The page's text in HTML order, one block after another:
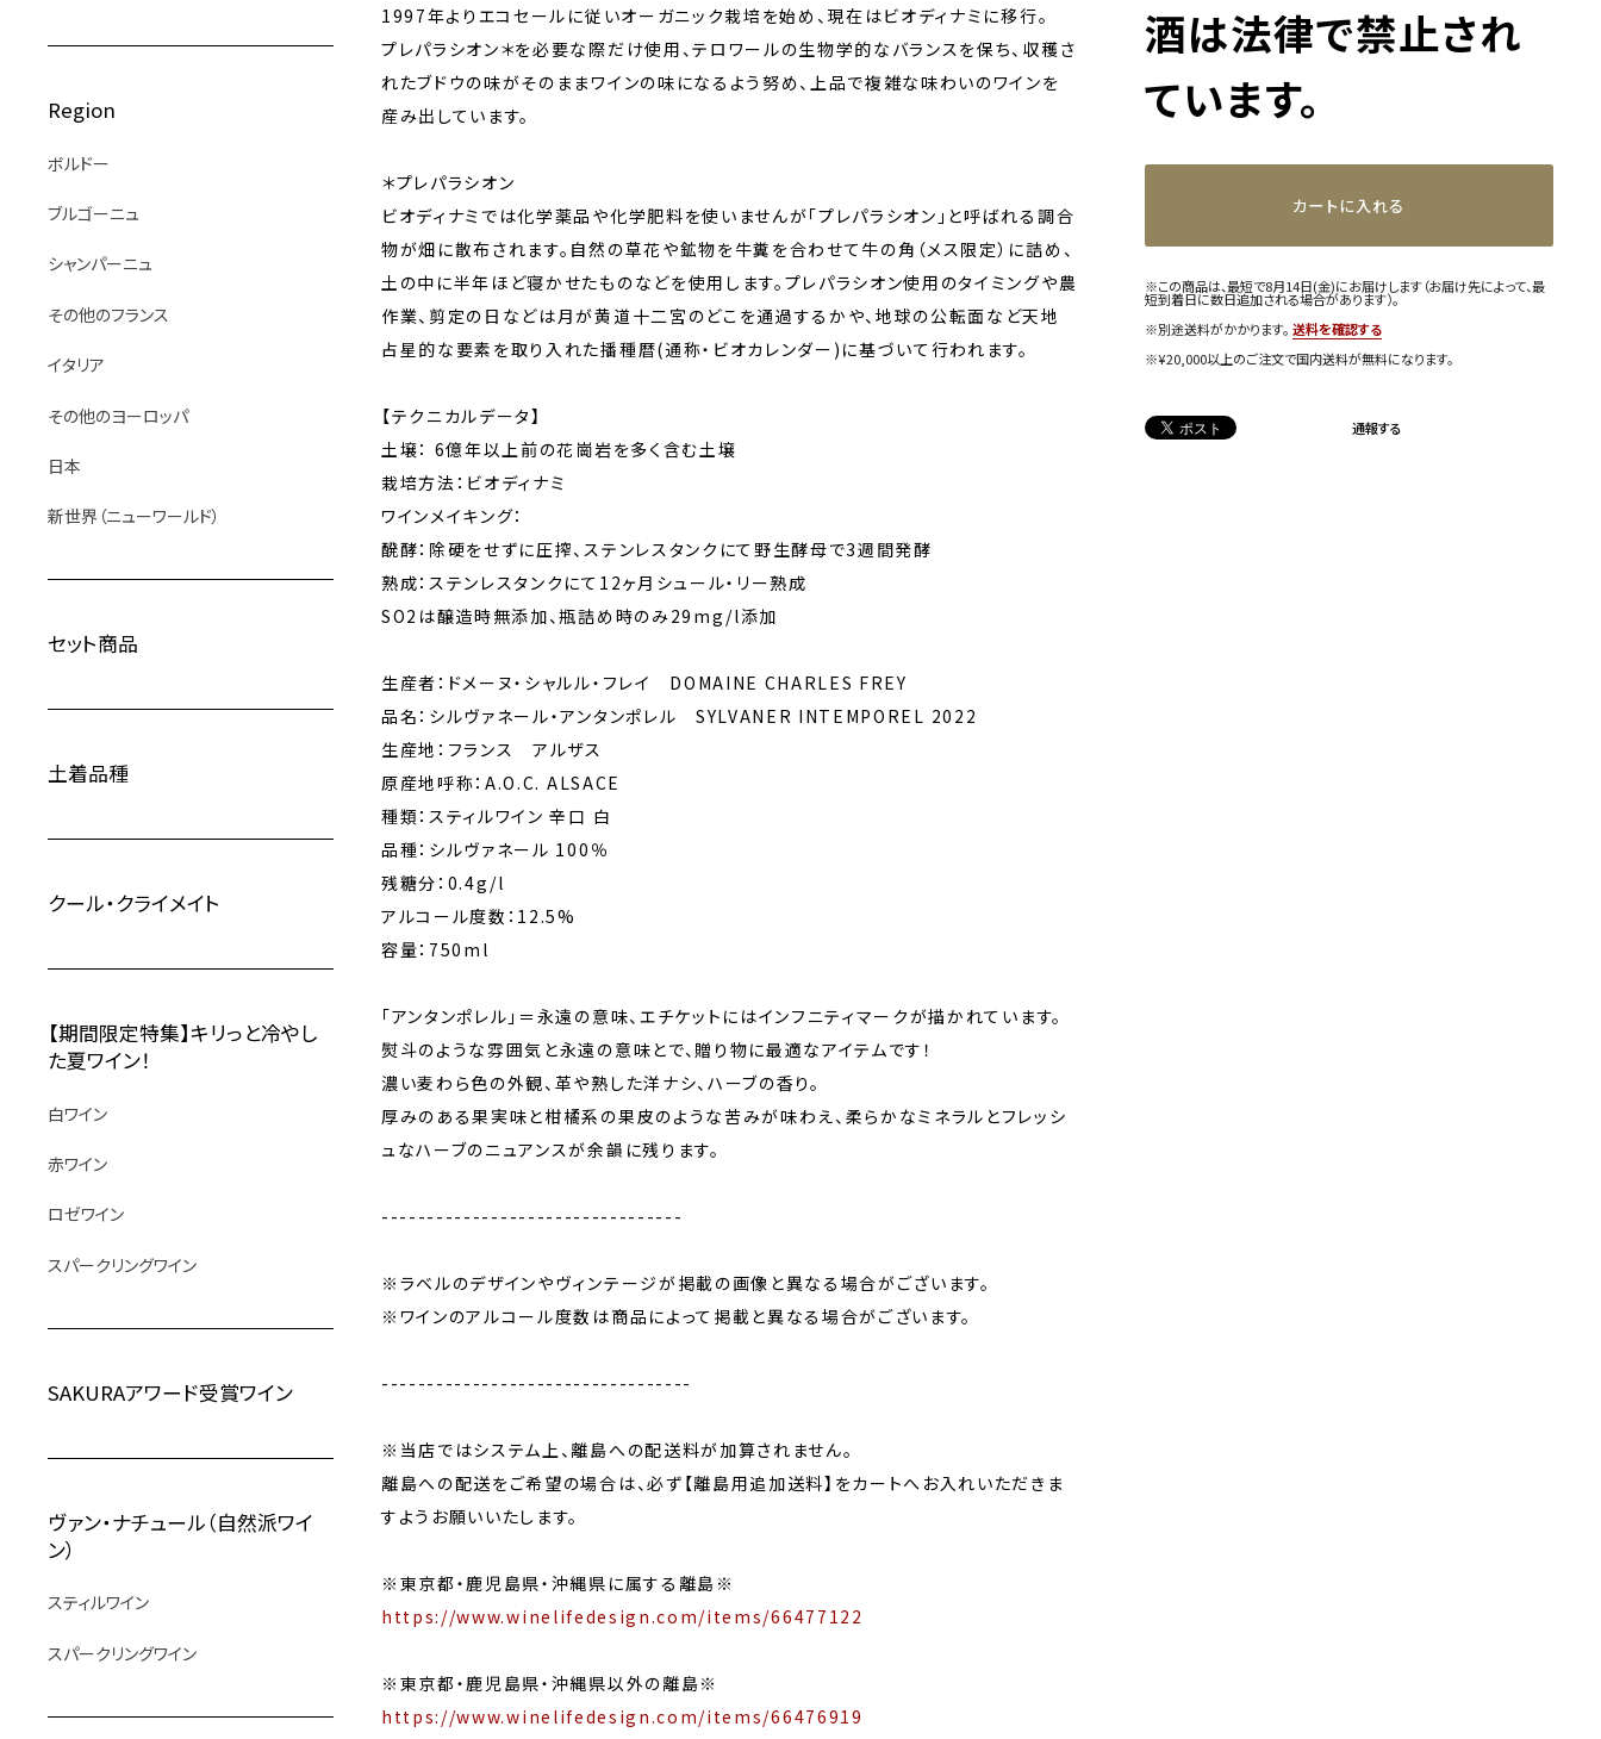
Region
ボルドー
ブルゴーニュ
シャンパーニュ
その他のフランス
イタリア
その他のヨーロッパ
日本
新世界（ニューワールド）
セット商品
土着品種
クール・クライメイト
【期間限定特集】キリっと冷やし
た夏ワイン！
白ワイン
赤ワイン
ロゼワイン
スパークリングワイン
SAKURAアワード受賞ワイン
ヴァン・ナチュール（自然派ワイ
ン）
スティルワイン
スパークリングワイン
1997年よりエコセールに従いオーガニック栽培を始め、現在はビオディナミに移行。
プレパラシオン＊を必要な際だけ使用、テロワールの生物学的なバランスを保ち、収穫さ
れたブドウの味がそのままワインの味になるよう努め、上品で複雑な味わいのワインを
産み出しています。
＊プレパラシオン
ビオディナミでは化学薬品や化学肥料を使いませんが「プレパラシオン」と呼ばれる調合
物が畑に散布されます。自然の草花や鉱物を牛糞を合わせて牛の角（メス限定）に詰め、
土の中に半年ほど寝かせたものなどを使用します。プレパラシオン使用のタイミングや農
作業、剪定の日などは月が黄道十二宮のどこを通過するかや、地球の公転面など天地
占星的な要素を取り入れた播種暦(通称・ビオカレンダー)に基づいて行われます。
【テクニカルデータ】
土壌： 6億年以上前の花崗岩を多く含む土壌
栽培方法：ビオディナミ
ワインメイキング：
醗酵：除硬をせずに圧搾、ステンレスタンクにて野生酵母で3週間発酵
熟成：ステンレスタンクにて12ヶ月シュール・リー熟成
SO2は醸造時無添加、瓶詰め時のみ29mg/l添加
生産者：ドメーヌ・シャルル・フレイ DOMAINE CHARLES FREY
品名：シルヴァネール・アンタンポレル SYLVANER INTEMPOREL 2022
生産地：フランス アルザス
原産地呼称：A.O.C. ALSACE
種類：スティルワイン 辛口 白
品種：シルヴァネール 100％
残糖分：0.4g/l
アルコール度数：12.5%
容量：750ml
「アンタンポレル」＝永遠の意味、エチケットにはインフニティマークが描かれています。
熨斗のような雰囲気と永遠の意味とで、贈り物に最適なアイテムです！
濃い麦わら色の外観、革や熟した洋ナシ、ハーブの香り。
厚みのある果実味と柑橘系の果皮のような苦みが味わえ、柔らかなミネラルとフレッシ
ュなハーブのニュアンスが余韻に残ります。
---------------------------------
※ラベルのデザインやヴィンテージが掲載の画像と異なる場合がございます。
※ワインのアルコール度数は商品によって掲載と異なる場合がございます。
----------------------------------
※当店ではシステム上、離島への配送料が加算されません。
離島への配送をご希望の場合は、必ず【離島用追加送料】をカートへお入れいただきま
すようお願いいたします。
※東京都・鹿児島県・沖縄県に属する離島※
https://www.winelifedesign.com/items/66477122
※東京都・鹿児島県・沖縄県以外の離島※
https://www.winelifedesign.com/items/66476919
酒は法律で禁止され
ています。
カートに入れる
※この商品は、最短で8月14日(金)にお届けします（お届け先によって、最
短到着日に数日追加される場合があります）。
※別途送料がかかります。 送料を確認する
※¥20,000以上のご注文で国内送料が無料になります。
通報する